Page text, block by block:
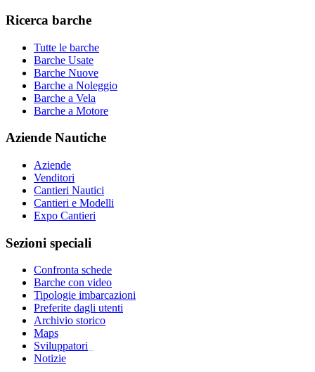
Ricerca barche
Tutte le barche
Barche Usate
Barche Nuove
Barche a Noleggio
Barche a Vela
Barche a Motore
Aziende Nautiche
Aziende
Venditori
Cantieri Nautici
Cantieri e Modelli
Expo Cantieri
Sezioni speciali
Confronta schede
Barche con video
Tipologie imbarcazioni
Preferite dagli utenti
Archivio storico
Maps
Sviluppatori
Notizie